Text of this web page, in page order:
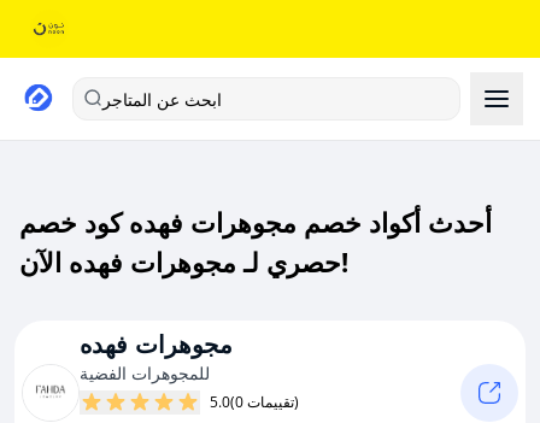
ابحث عن المتاجر
أحدث أكواد خصم مجوهرات فهده كود خصم
حصري لـ مجوهرات فهده الآن!
مجوهرات فهده
للمجوهرات الفضية
5.0 (0 تقييمات)